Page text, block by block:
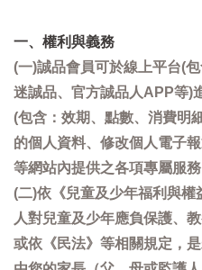
一、權利與義務
(一)誠品會員可於線上平台(
迷誠品、官方誠品人APP等)
(包含：效期、點數、消費明
的個人資料、修改個人電子
等網站內提供之各項專屬服務
(二)依《兒童及少年福利與
人對兒童及少年應負保護、
或依《民法》等相關規定，